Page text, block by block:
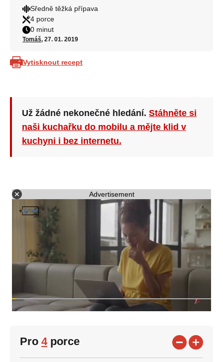
Sředně těžká přípava
4 porce
0 minut
Tomáš, 27. 01. 2019
Vytisknout recept
Už žádné nekonečné hledání. Stáhněte si
naši kuchařku do mobilu a mějte klid v
kuchyni i bez internetu.
Advertisement
Pro 4porce